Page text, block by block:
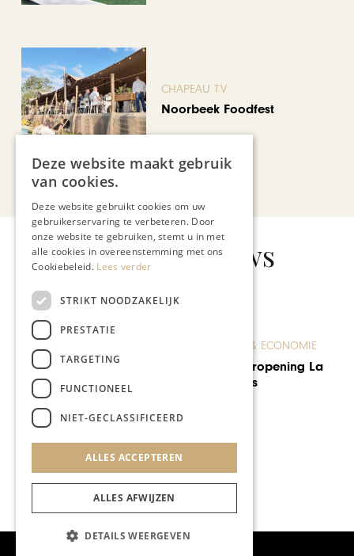
CHAPEAU TV
Noorbeek Foodfest
Bekijk alle artikelen
Gerelateerd nieuws
ONDERNEMEN & ECONOMIE
Feestelijke heropening La
Deze website maakt gebruik
van cookies.
Deze website gebruikt cookies om uw
gebruikerservaring te verbeteren. Door
onze website te gebruiken, stemt u in met
alle cookies in overeenstemming met ons
Cookiebeleid. Lees verder
STRIKT NOODZAKELIJK
PRESTATIE
TARGETING
FUNCTIONEEL
NIET-GECLASSIFICEERD
ALLES ACCEPTEREN
ALLES AFWIJZEN
DETAILS WEERGEVEN